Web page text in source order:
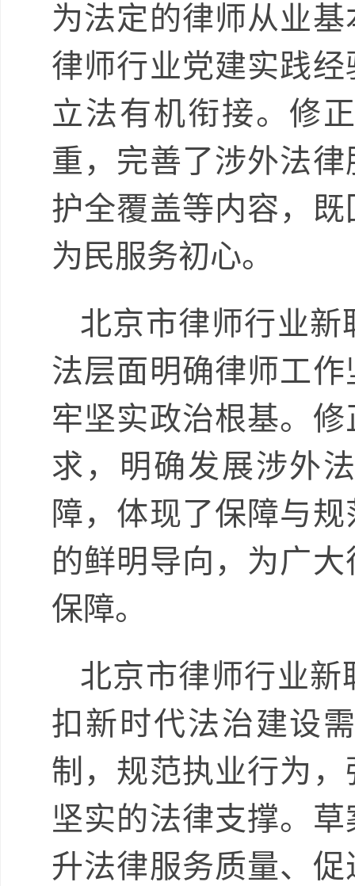
为法定的律师从业
律师行业党建实践
立法有机衔接。修
重，完善了涉外法
护全覆盖等内容，
为民服务初心。
北京市律师行业
法层面明确律师工
牢坚实政治根基。
求，明确发展涉外
障，体现了保障与
的鲜明导向，为广
保障。
北京市律师行业
扣新时代法治建设
制，规范执业行为
坚实的法律支撑。
升法律服务质量、